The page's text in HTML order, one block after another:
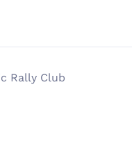
Rally Club